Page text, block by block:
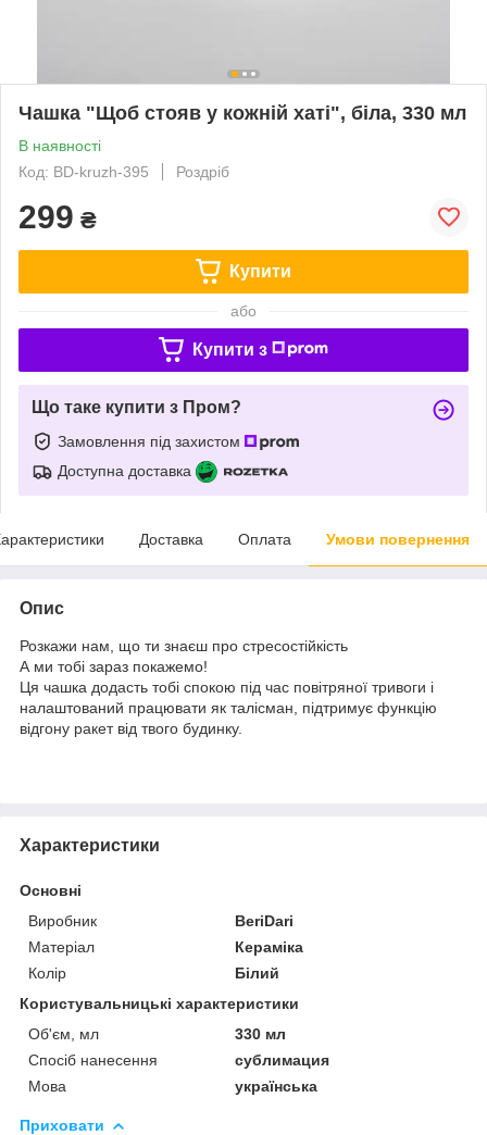
Чашка "Щоб стояв у кожній хаті", біла, 330 мл
В наявності
Код: BD-kruzh-395
Роздріб
299 ₴
Купити
або
Купити з
Що таке купити з Пром?
Замовлення під захистом
Доступна доставка
Доставка Оплата Умови повернення
Опис
Розкажи нам, що ти знаєш про стресостійкість
А ми тобі зараз покажемо!
Ця чашка додасть тобі спокою під час повітряної тривоги і
налаштований працювати як талісман, підтримує функцію
відгону ракет від твого будинку.
Характеристики
Основні
Виробник
BeriDari
Матеріал
Кераміка
Колір
Білий
Користувальницькі характеристики
Об'єм, мл
330 мл
Спосіб нанесення
сублимация
Мова
українська
Приховати